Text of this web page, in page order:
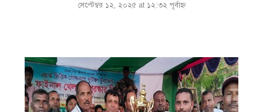
সেপ্টেম্বর ১২, ২০২৫ at ১২:৩২ পূর্বাহ্ণ